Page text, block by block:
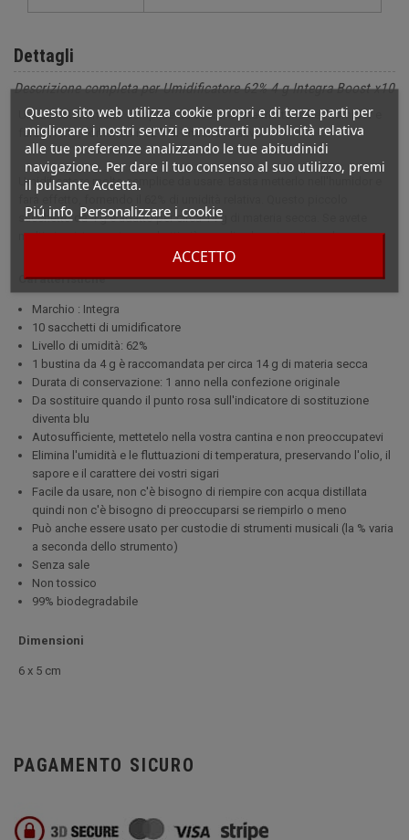
Questo sito web utilizza cookie propri e di terze parti per
migliorare i nostri servizi e mostrarti pubblicità relativa
alle tue preferenze analizzando le tue abitudinidi
navigazione. Per dare il tuo consenso al suo utilizzo, premi
il pulsante Accetta.
Piú info Personalizzare i cookie
ACCETTO
Dettagli
Descrizione completa per Umidificatore 62% 4 g Integra Boost x10
Umidificatore molto semplice da usare. Basta metterlo nell'humidor e
farà effetto, fornendo il 62% di umidità relativa.
Umidificatore molto semplice da usare. Basta metterlo nell'humidor e
sacchetto da 4 g è adatto per circa 14 g di materia secca. Se avete
molti sigari, troverete sacchetti più grandi sul nostro sito web.
Caratteristiche
Marchio : Integra
10 sacchetti di umidificatore
Livello di umidità: 62%
1 bustina da 4 g è raccomandata per circa 14 g di materia secca
Durata di conservazione: 1 anno nella confezione originale
Da sostituire quando il punto rosa sull'indicatore di sostituzione
diventa blu
Autosufficiente, mettetelo nella vostra cantina e non preoccupatevi
Elimina l'umidità e le fluttuazioni di temperatura, preservando l'olio, il
sapore e il carattere dei vostri sigari
Facile da usare, non c'è bisogno di riempire con acqua distillata
quindi non c'è bisogno di preoccuparsi se riempirlo o meno
Può anche essere usato per custodie di strumenti musicali (la % varia
a seconda dello strumento)
Senza sale
Non tossico
99% biodegradabile
Dimensioni
6 x 5 cm
PAGAMENTO SICURO